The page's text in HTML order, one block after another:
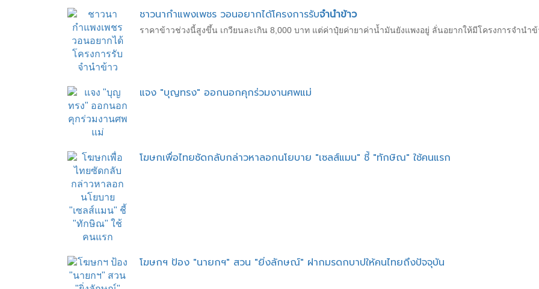
ชาวนากำแพงเพชร วอนอยากได้โครงการรับจำนำข้าว
ราคาข้าวช่วงนี้สูงขึ้น เกวียนละเกิน 8,000 บาท แต่ค่าปุ๋ยค่ายาค่าน้ำมันยังแพงอยู่ ลั่นอยากให้มีโครงการจำนำข้
แจง "บุญทรง" ออกนอกคุกร่วมงานศพแม่
โฆษกเพื่อไทยซัดกลับกล่าวหาลอกนโยบาย "เซลส์แมน" ชี้ "ทักษิณ" ใช้คนแรก
โฆษกฯ ป้อง "นายกฯ" สวน "ยิ่งลักษณ์" ฝากมรดกบาปให้คนไทยถึงปัจจุบัน